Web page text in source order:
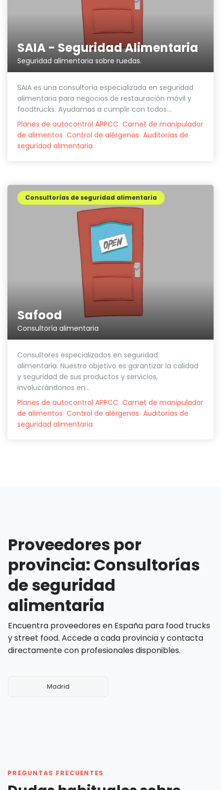
SAIA - Seguridad Alimentaria
Seguridad alimentaria sobre ruedas.
SAIA es una consultoría especializada en seguridad
alimentaria para negocios de restauración móvil y
foodtrucks. Ayudamos a cumplir con todos...
Planes de autocontrol APPCC Carnet de manipulador
de alimentos Control de alérgenos Auditorías de
seguridad alimentaria
Safood
Consultoría alimentaria
Consultorías de seguridad alimentaria
Consultores especializados en seguridad
alimentaria. Nuestro objetivo es garantizar la calidad
y seguridad de sus productos y servicios,
involucrándonos en...
Planes de autocontrol APPCC Carnet de manipulador
de alimentos Control de alérgenos Auditorías de
seguridad alimentaria
Proveedores por
provincia: Consultorías
de seguridad
alimentaria
Encuentra proveedores en España para food trucks
y street food. Accede a cada provincia y contacta
directamente con profesionales disponibles.
Madrid
PREGUNTAS FRECUENTES